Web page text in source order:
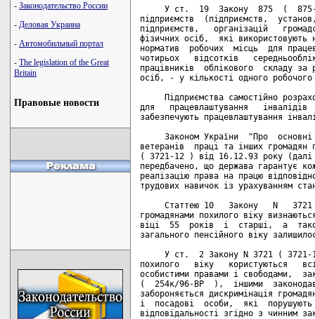
- Законодательство России
- Деловая Украина
- Автомобильный портал
- The legislation of the Great
Britain
Правовые новости
У ст.  19  Закону  875  (
підприємств  (підприємств,
підприємств,   організацій
фізичних осіб,  які використовують
норматив  робочих  місць  для
чотирьох   відсотків
працівників  облікового  складу
осіб, - у кількості одного
Підприємства самостійно
для   працевлаштування
забезпечують працевлаштування
Законом України  "Про
ветеранів  праці та інших громадян
( 3721-12 ) від 16.12.93 року
передбачено, що держава гарантує
реалізацію права на працю
трудових навичок із урахуванням
Статтею 10   Закону   N
громадянами похилого віку
віці  55  років  і  старші,  а
загального пенсійного віку
У ст.  2 Закону N 3721 (
похилого   віку   користуються
особистими правами і свободами,
(  254к/96-ВР  ),  іншими
забороняється дискримінація
і  посадові  особи,  які
відповідальності згідно з чинним